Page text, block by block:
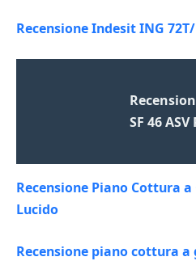
Recensione Indesit ING
SF 46
Recensione Piano Cottura
Lucido
Recensione piano cottura